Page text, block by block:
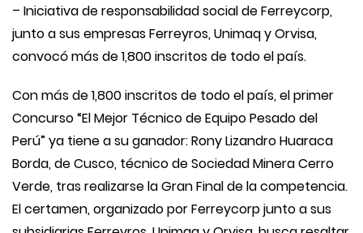
– Iniciativa de responsabilidad social de Ferreycorp,
junto a sus empresas Ferreyros, Unimaq y Orvisa,
convocó más de 1,800 inscritos de todo el país.
Con más de 1,800 inscritos de todo el país, el primer
Concurso “El Mejor Técnico de Equipo Pesado del
Perú” ya tiene a su ganador: Rony Lizandro Huaraca
Borda, de Cusco, técnico de Sociedad Minera Cerro
Verde, tras realizarse la Gran Final de la competencia.
El certamen, organizado por Ferreycorp junto a sus